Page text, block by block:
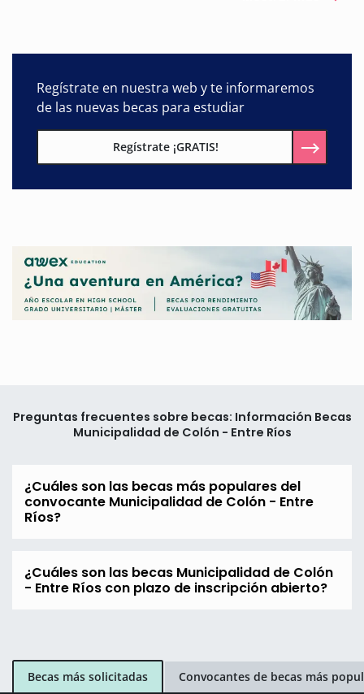
Regístrate en nuestra web y te informaremos
de las nuevas becas para estudiar
Regístrate ¡GRATIS!
Preguntas frecuentes sobre becas: Información Becas
Municipalidad de Colón - Entre Ríos
¿Cuáles son las becas más populares del
convocante Municipalidad de Colón - Entre
Ríos?
¿Cuáles son las becas Municipalidad de Colón
- Entre Ríos con plazo de inscripción abierto?
Becas más solicitadas Convocantes de becas más